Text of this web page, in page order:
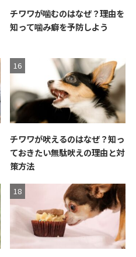
チワワが噛むのはなぜ？理由を
知って噛み癖を予防しよう
チワワが吠えるのはなぜ？知っ
ておきたい無駄吠えの理由と対
策方法